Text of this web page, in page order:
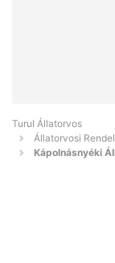
Turul Állatorvos
Állatorvosi
Kápolnásnyéki